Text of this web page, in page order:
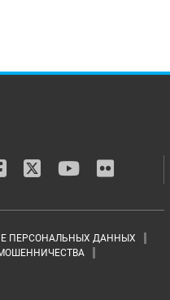
ПЕРСОНАЛЬНЫХ ДАННЫХ